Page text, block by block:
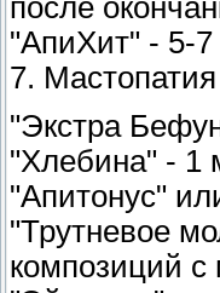
после
"АпиХит" - 5-7
7. Мастопатия
"Экстра
"Хлебина" - 1
"Апитонус"
"Трутневое
композиций